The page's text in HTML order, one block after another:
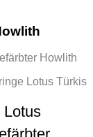
Howlith
Lotus Türkis
Lotus